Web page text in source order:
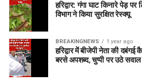
हरिद्वार: गंगा घाट किनारे पेड़
विभाग ने किया सुरक्षित रेस्क्यू
BREAKINGNEWS 1 year ago
हरिद्वार में बीजेपी नेता की
बरसे अपशब्द, चुप्पी पर उठे सवाल